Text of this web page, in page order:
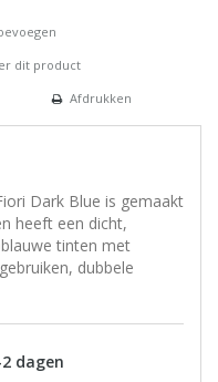
dit product
Afdrukken
Dark Blue is gemaakt
heeft een dicht,
tinten met
dubbele
dagen